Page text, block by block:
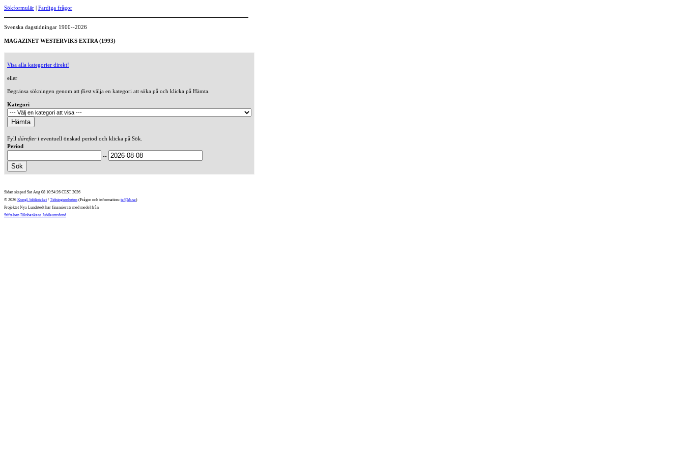
Sökformulär | Färdiga frågor
Svenska dagstidningar 1900--2026
MAGAZINET WESTERVIKS EXTRA (1993)
Visa alla kategorier direkt!
eller
Begränsa sökningen genom att förstvälja en kategori att söka på och klicka på Hämta.
Kategori
Fyll därefteri eventuell önskad period och klicka på Sök.
Period
--
Sidan skapad Sat Aug 08 10:54:26 CEST 2026
© 2026 Kungl. biblioteket / Tidningsenheten (Frågor och information: te@kb.se)
Projektet Nya Lundstedt har finansierats med medel från
Stiftelsen Riksbankens Jubileumsfond